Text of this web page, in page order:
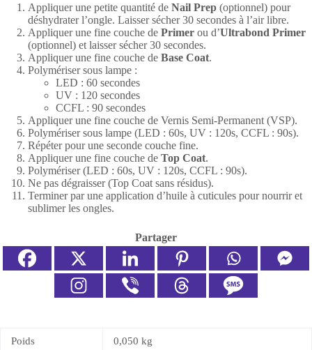
Appliquer une petite quantité de Nail Prep (optionnel) pour
déshydrater l’ongle. Laisser sécher 30 secondes à l’air libre.
Appliquer une fine couche de Primer ou d’Ultrabond Primer
(optionnel) et laisser sécher 30 secondes.
Appliquer une fine couche de Base Coat.
Polymériser sous lampe :
LED : 60 secondes
UV : 120 secondes
CCFL : 90 secondes
Appliquer une fine couche de Vernis Semi-Permanent (VSP).
Polymériser sous lampe (LED : 60s, UV : 120s, CCFL : 90s).
Répéter pour une seconde couche fine.
Appliquer une fine couche de Top Coat.
Polymériser (LED : 60s, UV : 120s, CCFL : 90s).
Ne pas dégraisser (Top Coat sans résidus).
Terminer par une application d’huile à cuticules pour nourrir et
sublimer les ongles.
Partager
Poids 0,050 kg